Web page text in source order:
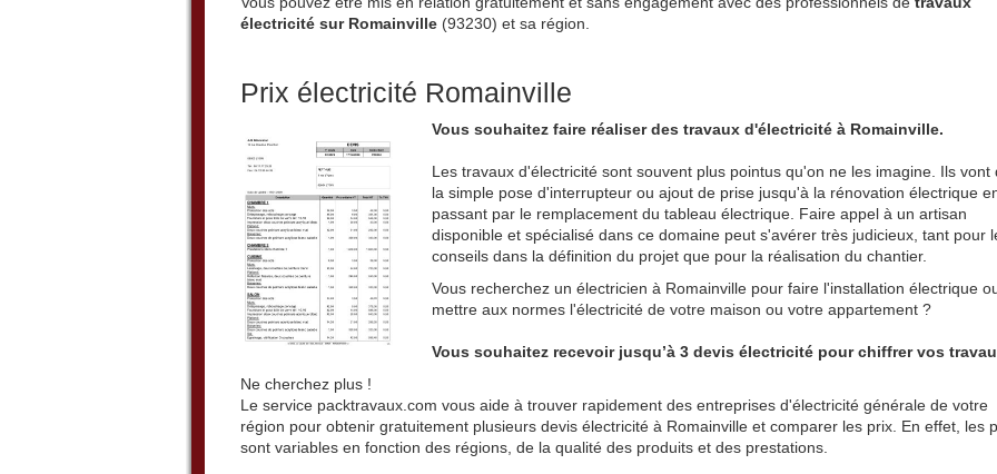
électricité sur Romainville (93230) et sa région.
Prix électricité Romainville
Vous souhaitez faire réaliser des travaux d'électricité à Romainville.
Les travaux d'électricité sont souvent plus pointus qu'on ne les imagine. Ils vont
la simple pose d'interrupteur ou ajout de prise jusqu'à la rénovation électrique
passant par le remplacement du tableau électrique. Faire appel à un artisan
disponible et spécialisé dans ce domaine peut s'avérer très judicieux, tant pour
conseils dans la définition du projet que pour la réalisation du chantier.
Vous recherchez un électricien à Romainville pour faire l'installation électrique
mettre aux normes l'électricité de votre maison ou votre appartement ?
Vous souhaitez recevoir jusqu’à 3 devis électricité pour chiffrer vos
Ne cherchez plus !
Le service packtravaux.com vous aide à trouver rapidement des entreprises d'électricité générale de votre
région pour obtenir gratuitement plusieurs devis électricité à Romainville et comparer les prix. En effet, les
sont variables en fonction des régions, de la qualité des produits et des prestations.